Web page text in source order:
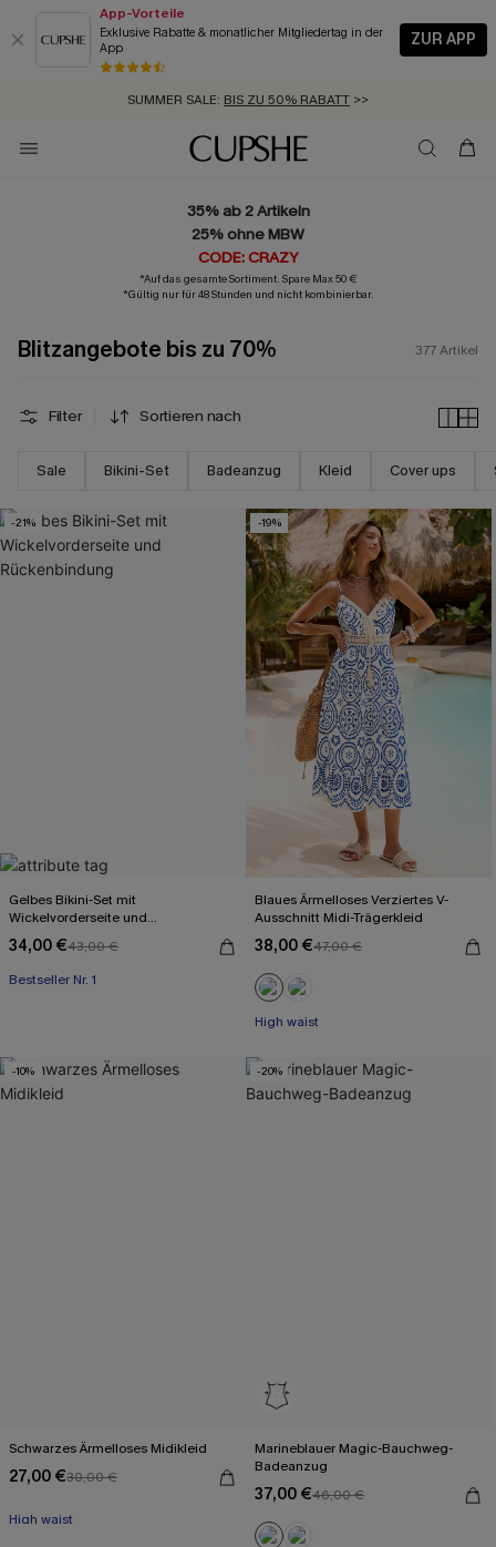
App-Vorteile
Exklusive Rabatte & monatlicher Mitgliedertag in der
App
ZUR APP
GRATIS MASSBAND MIT JEDEM SCHNELLVERSAND-ARTIKEL >>
SUMMER SALE:
ZUM NEWSLETTER:BIS ZU -20% EXTRA ERHALTEN
KOSTENLOSER VERSAND AB 89 €
35% ab 2 Artikeln
25% ohne MBW
CODE: CRAZY
*Auf das gesamte Sortiment. Spare Max 50 €
*Gültig nur für 48 Stunden und nicht kombinierbar.
Blitzangebote bis zu 70% 377Artikel
Filter Sortieren nach
Sale Bikini-Set Badeanzug Kleid Cover ups
-21%
Gelbes Bikini-Set mit
Wickelvorderseite und
Rückenbindung
34,00 €43,00 €
Bestseller Nr. 1
-19%
Blaues Ärmelloses Verziertes V-
Ausschnitt Midi-Trägerkleid
38,00 €47,00 €
High waist
-10%
Schwarzes Ärmelloses Midikleid
27,00 €30,00 €
Mit Gratis-Maßband
-20%
Marineblauer Magic-Bauchweg-
Badeanzug
37,00 €46,00 €